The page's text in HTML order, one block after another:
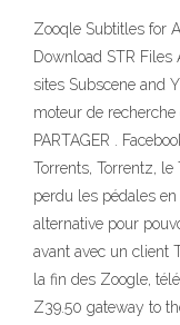
Zooqle Subtitles for
Download STR
sites Subscene and
moteur de recherche
PARTAGER .
Torrents, Torrentz, le
perdu les pédales
alternative pour
avant avec un client
la fin des Zoogle,
Z39.50 gateway to